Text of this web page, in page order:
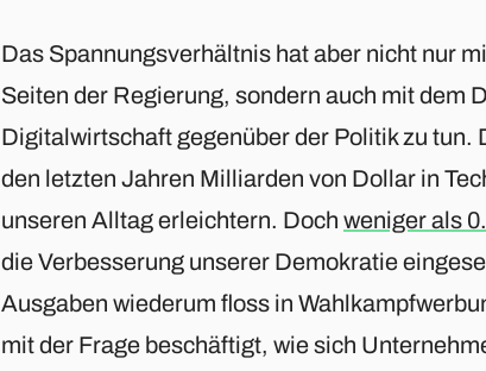
Das Spannungsverhältnis hat aber nicht nur
Seiten der Regierung, sondern auch mit dem
Digitalwirtschaft gegenüber der Politik zu tun.
den letzten Jahren Milliarden von Dollar in
unseren Alltag erleichtern. Doch weniger als
die Verbesserung unserer Demokratie
Ausgaben wiederum floss in
mit der Frage beschäftigt, wie sich